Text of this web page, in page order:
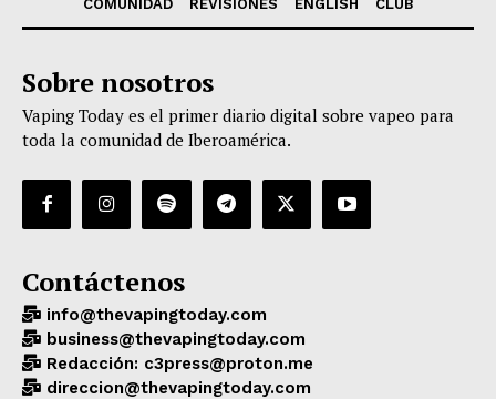
COMUNIDAD
REVISIONES ENGLISH CLUB
Sobre nosotros
Vaping Today es el primer diario digital sobre vapeo para
toda la comunidad de Iberoamérica.
Contáctenos
info@thevapingtoday.com
business@thevapingtoday.com
Redacción: c3press@proton.me
direccion@thevapingtoday.com